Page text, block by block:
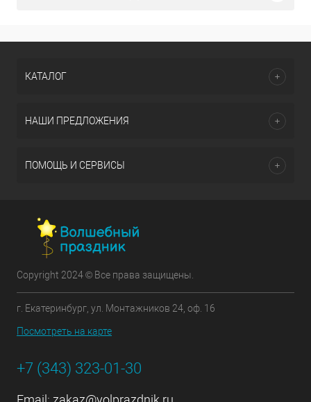
КАТАЛОГ
НАШИ ПРЕДЛОЖЕНИЯ
ПОМОЩЬ И СЕРВИСЫ
Copyright 2024 © Все права защищены.
г. Екатеринбург, ул. Монтажников 24, оф. 16
Посмотреть на карте
+7 (343) 323-01-30